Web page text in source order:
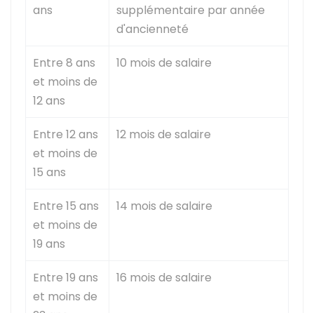
ans
supplémentaire par année
d'ancienneté
Entre 8 ans
et moins de
12 ans
10 mois de salaire
Entre 12 ans
et moins de
15 ans
12 mois de salaire
Entre 15 ans
et moins de
19 ans
14 mois de salaire
Entre 19 ans
et moins de
16 mois de salaire